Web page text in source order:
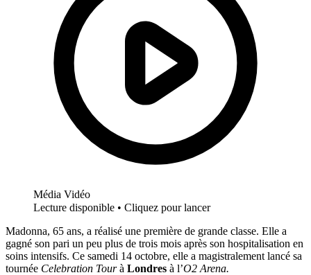
Média Vidéo
Lecture disponible • Cliquez pour lancer
Madonna, 65 ans, a réalisé une première de grande classe. Elle a
gagné son pari un peu plus de trois mois après son hospitalisation en
soins intensifs. Ce samedi 14 octobre, elle a magistralement lancé sa
tournée Celebration Tourà Londres à l’O2 Arena.